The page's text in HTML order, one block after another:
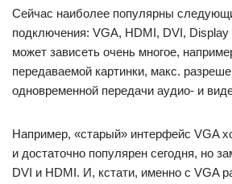
Сейчас наиболее популярны
подключения: VGA, HDMI, DVI,
может зависеть очень многое,
передаваемой картинки, макс.
одновременной передачи аудио- и
Например, «старый» интерфейс VGA
и достаточно популярен сегодня, но
DVI и HDMI. И, кстати, именно с VGA